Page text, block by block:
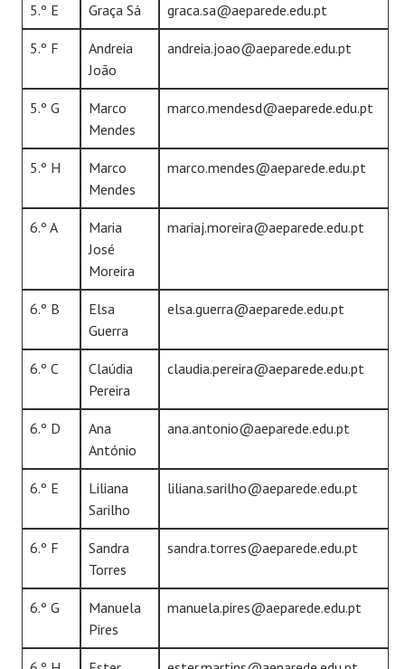
5.º E Graça Sá graca.sa@aeparede.edu.pt
5.º F
Andreia
João
andreia.joao@aeparede.edu.pt
5.º G
Marco
Mendes
marco.mendesd@aeparede.edu.pt
5.º H
Marco
Mendes
marco.mendes@aeparede.edu.pt
6.º A
Maria
José
Moreira
mariaj.moreira@aeparede.edu.pt
6.º B
Elsa
Guerra
elsa.guerra@aeparede.edu.pt
6.º C
Claúdia
Pereira
claudia.pereira@aeparede.edu.pt
6.º D
Ana
António
ana.antonio@aeparede.edu.pt
6.º E
Liliana
Sarilho
liliana.sarilho@aeparede.edu.pt
6.º F
Sandra
Torres
sandra.torres@aeparede.edu.pt
6.º G
Manuela
Pires
manuela.pires@aeparede.edu.pt